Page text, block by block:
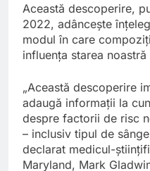
Această descoperire,
2022, adâncește
modul în care
influența starea noastră
„Această descoperire
adaugă informații la
despre factorii de risc
– inclusiv tipul de
declarat medicul-
Maryland, Mark